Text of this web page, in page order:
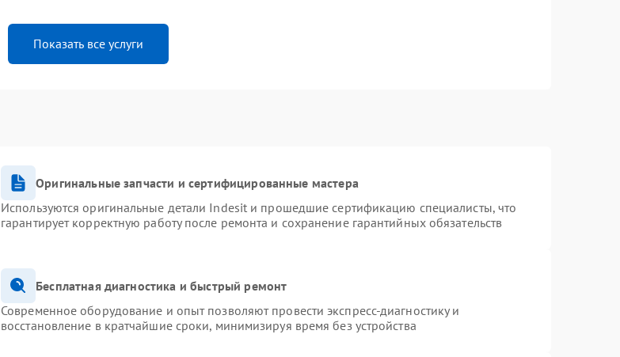
Показать все услуги
Оригинальные запчасти и сертифицированные мастера
Используются оригинальные детали Indesit и прошедшие сертификацию специалисты, что
гарантирует корректную работу после ремонта и сохранение гарантийных обязательств
Бесплатная диагностика и быстрый ремонт
Современное оборудование и опыт позволяют провести экспресс-диагностику и
восстановление в кратчайшие сроки, минимизируя время без устройства